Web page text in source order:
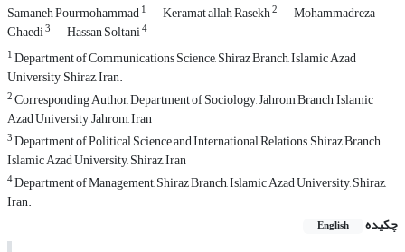
Samaneh Pourmohammad1 Keramat allah Rasekh2 Mohammadreza
Ghaedi3 Hassan Soltani4
1Department of Communications Science, Shiraz Branch, Islamic Azad
University, Shiraz, Iran.
2Corresponding Author, Department of Sociology, Jahrom Branch, Islamic
Azad University, Jahrom, Iran
3Department of Political Science and International Relations, Shiraz Branch,
Islamic Azad University, Shiraz, Iran
4Department of Management, Shiraz Branch, Islamic Azad University, Shiraz,
Iran.
چکیده
English